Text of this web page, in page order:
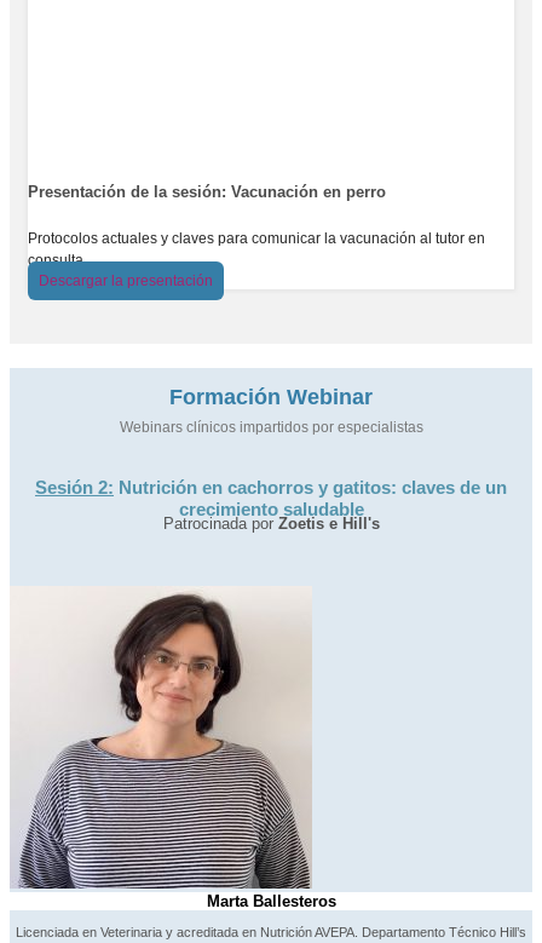
Presentación de la sesión: Vacunación en perro
Protocolos actuales y claves para comunicar la vacunación al tutor en
consulta.
Descargar la presentación
Formación Webinar
Webinars clínicos impartidos por especialistas
Sesión 2: Nutrición en cachorros y gatitos: claves de un
crecimiento saludable
Patrocinada por Zoetis e Hill's
Marta Ballesteros
Licenciada en Veterinaria y acreditada en Nutrición AVEPA. Departamento Técnico Hill’s